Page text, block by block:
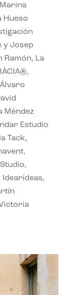
Hueso
y Josep
Ramón, La
Méndez
Estudio
Tack,
Idearideas,